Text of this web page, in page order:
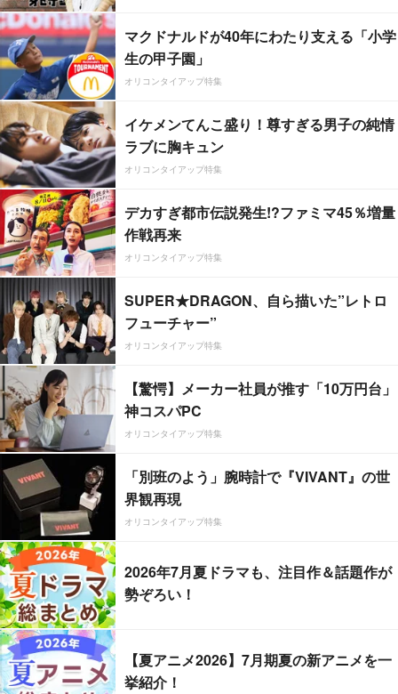
マクドナルドが40年にわたり支える「小学
生の甲子園」
オリコンタイアップ特集
イケメンてんこ盛り！尊すぎる男子の純情
ラブに胸キュン
オリコンタイアップ特集
デカすぎ都市伝説発生!?ファミマ45％増量
作戦再来
オリコンタイアップ特集
SUPER★DRAGON、自ら描いた”レトロ
フューチャー”
オリコンタイアップ特集
【驚愕】メーカー社員が推す「10万円台」
神コスパPC
オリコンタイアップ特集
「別班のよう」腕時計で『VIVANT』の世
界観再現
オリコンタイアップ特集
2026年7月夏ドラマも、注目作＆話題作が
勢ぞろい！
【夏アニメ2026】7月期夏の新アニメを一
挙紹介！